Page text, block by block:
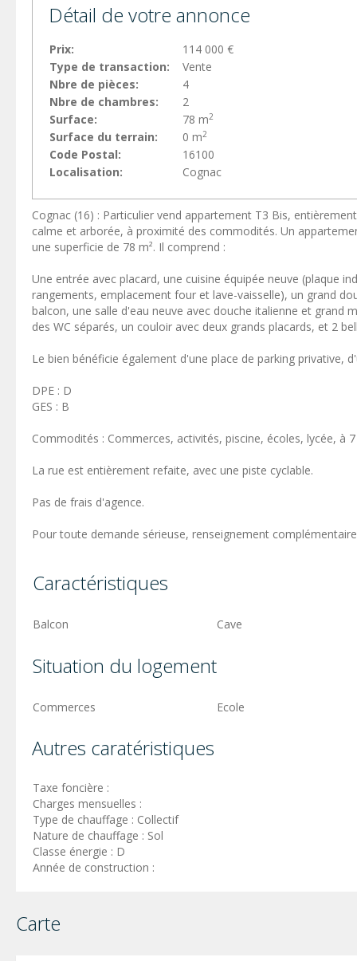
Détail de votre annonce
Prix:
114 000 €
Type de transaction:
Vente
Nbre de pièces:
4
Nbre de chambres:
2
Surface:
78 m2
Surface du terrain: 0 m2
Code Postal:
16100
Localisation:
Cognac
Cognac (16) : Particulier vend appartement T3 Bis,
calme et arborée, à proximité des commodités. Un
une superficie de 78 m². Il comprend :
Une entrée avec placard, une cuisine équipée neuve (plaque
rangements, emplacement four et lave-vaisselle), un grand
balcon, une salle d'eau neuve avec douche italienne et grand
des WC séparés, un couloir avec deux grands placards, et 2
Le bien bénéficie également d'une place de parking privative,
DPE : D
GES : B
Commodités : Commerces, activités, piscine, écoles, lycée, à
La rue est entièrement refaite, avec une piste cyclable.
Pas de frais d'agence.
Pour toute demande sérieuse, renseignement
Caractéristiques
Balcon Cave
Situation du logement
Commerces Ecole
Autres caratéristiques
Taxe foncière :
Charges mensuelles :
Type de chauffage : Collectif
Nature de chauffage : Sol
Classe énergie : D
Année de construction :
Carte